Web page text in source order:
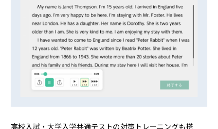
高校入試・大学入学共通テストの対策トレーニングも搭